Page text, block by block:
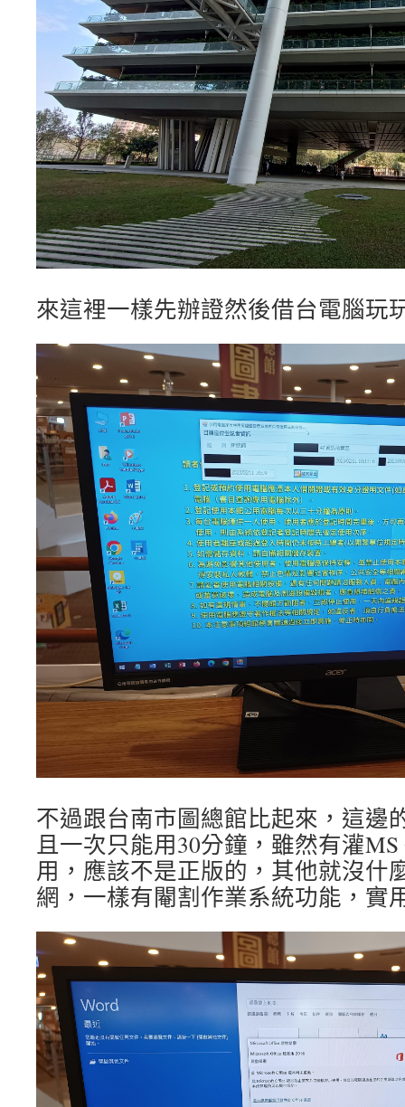
來這裡一樣先辦證然後借台電腦玩
不過跟台南市圖總館比起來，這邊
且一次只能用30分鐘，雖然有灌
用，應該不是正版的，其他就沒什
網，一樣有閹割作業系統功能，實